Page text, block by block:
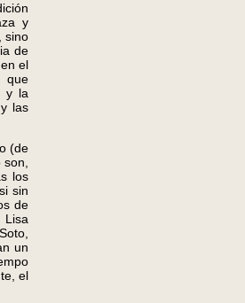
y
sino
de
el
que
y la
las
(de
son,
los
sin
de
Lisa
un
el